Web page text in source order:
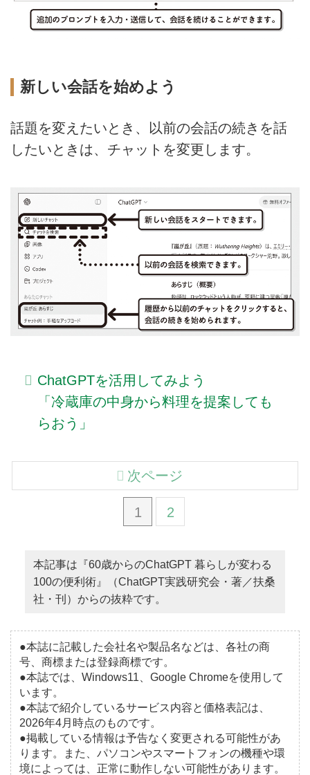
新しい会話を始めよう
話題を変えたいとき、以前の会話の続きを話
したいときは、チャットを変更します。
ChatGPTを活用してみよう
「冷蔵庫の中身から料理を提案しても
らおう」
1 2
次ページ
本記事は『60歳からのChatGPT 暮らしが変わる
100の便利術』（ChatGPT実践研究会・著／扶桑
社・刊）からの抜粋です。
●本誌に記載した会社名や製品名などは、各社の商
号、商標または登録商標です。
●本誌では、Windows11、Google Chromeを使用して
います。
●本誌で紹介しているサービス内容と価格表記は、
2026年4月時点のものです。
●掲載している情報は予告なく変更される可能性があ
ります。また、パソコンやスマートフォンの機種や環
境によっては、正常に動作しない可能性があります。